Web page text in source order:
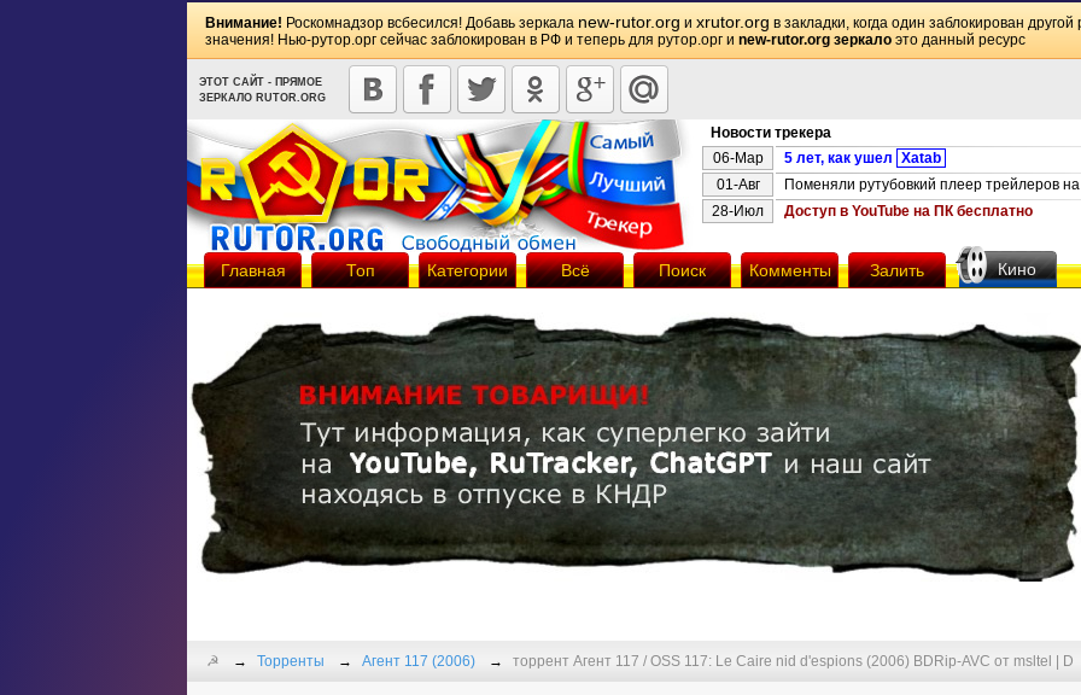
Внимание! Роскомнадзор всбесился! Добавь зеркала new-rutor.org и xrutor.org в закладки, когда один заблокирован
значения! Нью-рутор.орг сейчас заблокирован в РФ и теперь для рутор.орг и new-rutor.org зеркало это данный ресурс
ЭТОТ САЙТ - ПРЯМОЕ
ЗЕРКАЛО RUTOR.ORG
Новости трекера
06-Мар
5 лет, как ушел Xatab
01-Авг
Поменяли рутубовкий плеер трейлеров
28-Июл
Доступ в YouTube на ПК бесплатно
Главная Топ Категории Всё Поиск Комменты Залить Кино
☭ Торренты Агент 117 (2006) торрент Агент 117 / OSS 117: Le Caire nid d'espions (2006) BDRip-AVC от msltel | D